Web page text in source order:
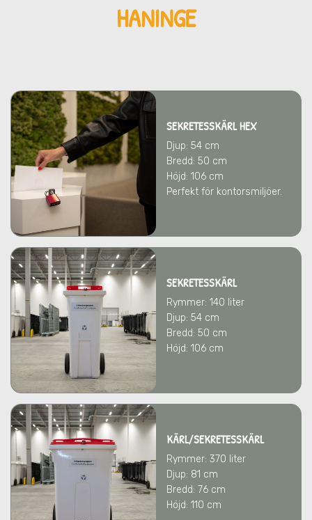
HANINGE
SEKRETESSKÄRL HEX
Djup: 54 cm
Bredd: 50 cm
Höjd: 106 cm
Perfekt för kontorsmiljöer.
SEKRETESSKÄRL
Rymmer: 140 liter
Djup: 54 cm
Bredd: 50 cm
Höjd: 106 cm
KÄRL/SEKRETESSKÄRL
Rymmer: 370 liter
Djup: 81 cm
Bredd: 76 cm
Höjd: 110 cm